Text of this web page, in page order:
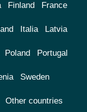
Finland France
Italia Latvia
Poland Portugal
Sweden
Other countries